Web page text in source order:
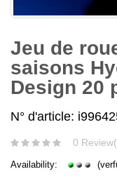
Jeu de
saisons
Design 20
N° d'article:
0
Availability: